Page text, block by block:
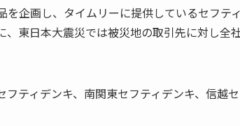
企画し、タイムリーに提供しているセフテ
東日本大震災では被災地の取引先に対し全
ティデンキ、南関東セフティデンキ、信越